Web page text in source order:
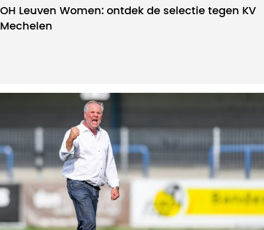
OH Leuven Women: ontdek de selectie tegen KV
Mechelen